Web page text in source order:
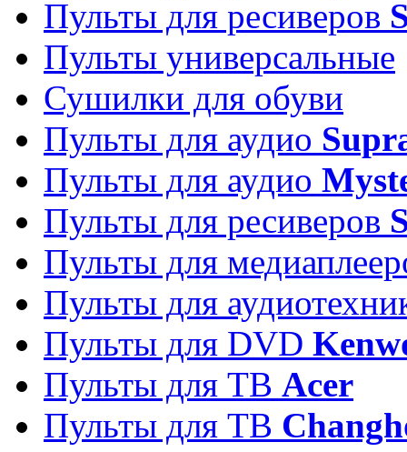
Пульты для ресиверов
Пульты универсальные
Сушилки для обуви
Пульты для аудио
Пульты для аудио
Пульты для ресиверов
Пульты для
Пульты для
Пульты для DVD
Пульты для ТВ Acer
Пульты для ТВ